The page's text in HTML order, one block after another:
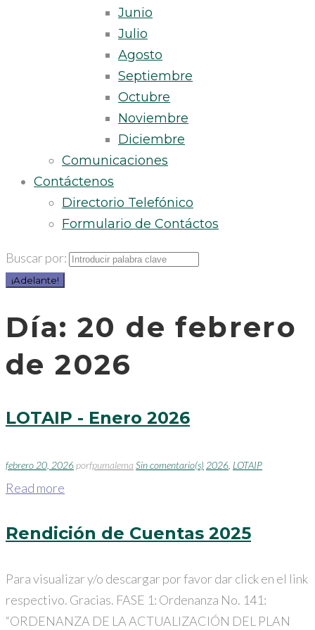
Junio
Julio
Agosto
Septiembre
Octubre
Noviembre
Diciembre
Comunicaciones
Contáctenos
Directorio Telefónico
Formulario de Contáctos
Buscar por:
¡Adelante!
Día:20 de febrero
de 2026
LOTAIP - Enero 2026
febrero 20, 2026porfpumalema Sin comentario(s) 2026 LOTAIP
Read more
Rendición de Cuentas 2025
Para visualizar y/o descargar por favor dar click en el link
respectivo. Gracias. FASE 1: Ordenanza No. 141:
“ORDENANZA DE LA ACTUALIZACIÓN DEL PLAN